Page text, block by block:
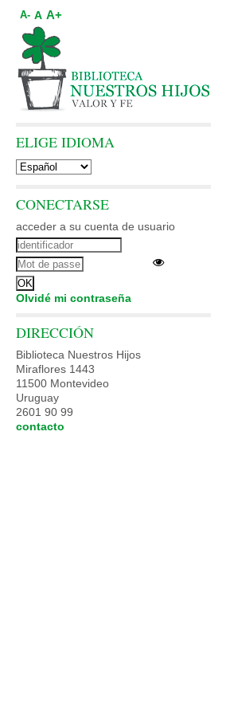
A- A A+
ELIGE IDIOMA
CONECTARSE
acceder a su cuenta de usuario
Olvidé mi contraseña
DIRECCIÓN
Biblioteca Nuestros Hijos
Miraflores 1443
11500 Montevideo
Uruguay
2601 90 99
contacto